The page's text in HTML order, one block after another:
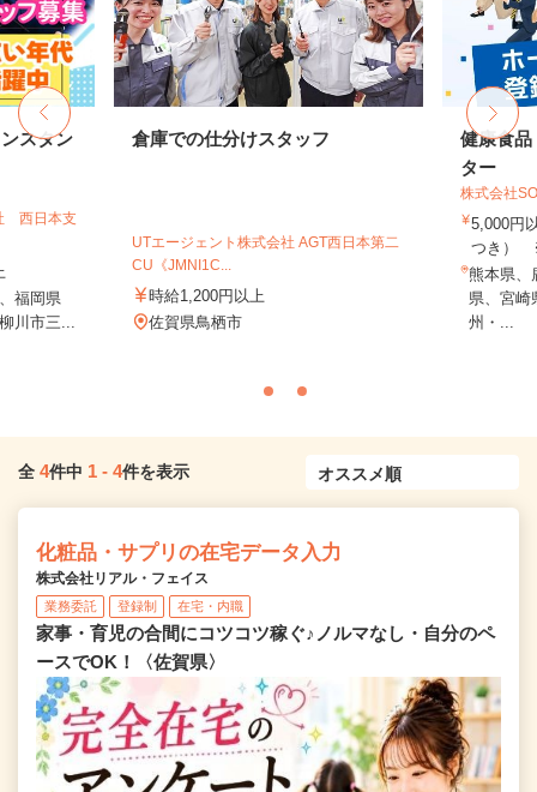
スタン
西日本支
福岡県
川市三...
倉庫での仕分けスタッフ
UTエージェント株式会社 AGT西日本第二
CU《JMNI1C...
時給1,200円以上
佐賀県鳥栖市
健康食品
ター
株式会社
5,000円
つき）
熊本県、
県、宮崎
州・...
全 4件中 1 - 4件を表示
化粧品・サプリの在宅データ入力
株式会社リアル・フェイス
業務委託 登録制 在宅・内職
家事・育児の合間にコツコツ稼ぐ♪ノルマなし・自分のペ
ースでOK！〈佐賀県〉